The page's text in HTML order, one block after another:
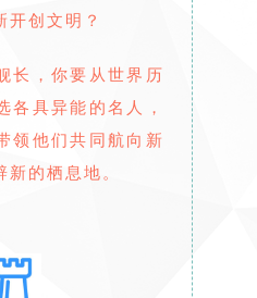
开创文明？
长，你要从世界历
各具异能的名人，
领他们共同航向新
的栖息地。